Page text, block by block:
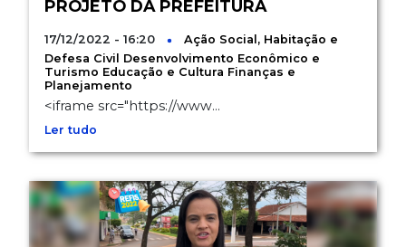
PROJETO DA PREFEITURA
17/12/2022 - 16:20
Ação Social, Habitação e
Defesa Civil
Desenvolvimento Econômico e
Turismo Educação e Cultura Finanças e
Planejamento
<iframe src="https://www...
Ler tudo